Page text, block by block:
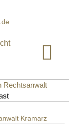
Rechtsanwalt
Kramarz